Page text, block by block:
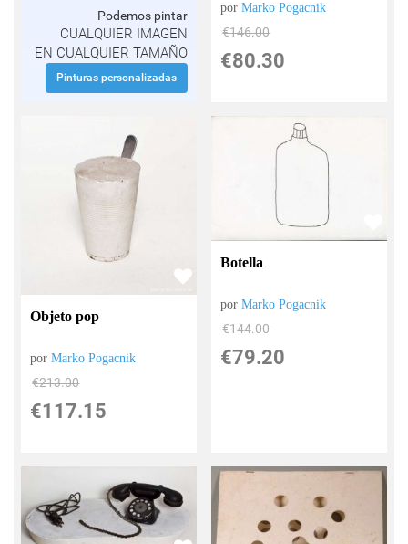
Podemos pintar
CUALQUIER IMAGEN
EN CUALQUIER TAMAÑO
Pinturas personalizadas
porMarko Pogacnik
€146.00
€80.30
Objeto pop
porMarko Pogacnik
€213.00
€117.15
Botella
porMarko Pogacnik
€144.00
€79.20